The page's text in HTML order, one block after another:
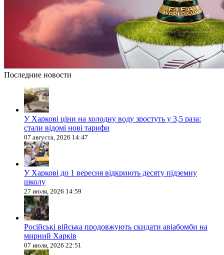
Последние новости
У Харкові ціни на холодну воду зростуть у 3,5 раза:
стали відомі нові тарифи
07 августа, 2026 14:47
У Харкові до 1 вересня відкриють десяту підземну
школу
27 июля, 2026 14:59
Російські війська продовжують скидати авіабомби на
мирний Харків
07 июля, 2026 22:51